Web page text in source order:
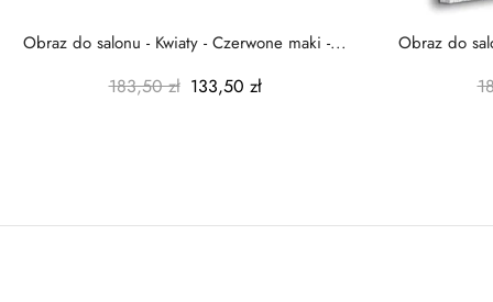
Obraz do salonu - Kwiaty - Czerwone maki -...
183,50 zł 133,50 zł
Obraz do